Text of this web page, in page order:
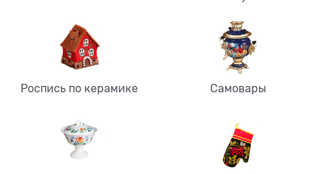
Роспись по керамике Самовары